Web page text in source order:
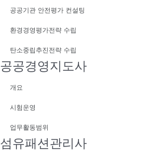
공공기관 안전평가 컨설팅
환경경영평가전략 수립
탄소중립추진전략 수립
공공경영지도사
개요
시험운영
업무활동범위
섬유패션관리사